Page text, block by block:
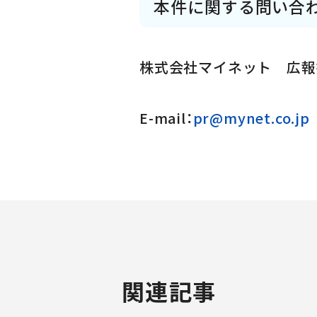
本件に関する問い合
株式会社マイネット 広
E-mail：pr@mynet.co.jp
関連記事